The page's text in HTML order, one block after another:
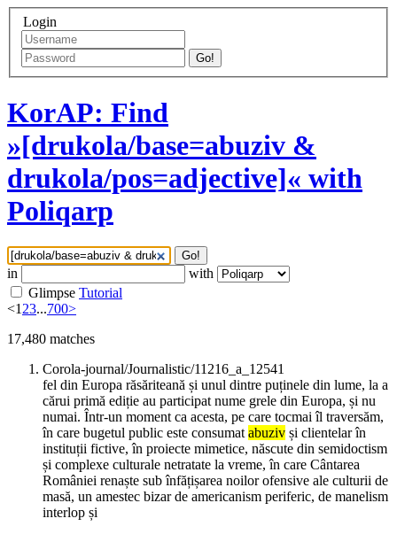
Login
Go!
KorAP: Find
»[drukola/base=abuziv &
drukola/pos=adjective]« with
Poliqarp
Go!
in
with
Glimpse Tutorial
<123...700>
17,480 matches
Corola-journal/Journalistic/11216_a_12541
fel din Europa răsăriteană și unul dintre puținele din lume, la a
cărui primă ediție au participat nume grele din Europa, și nu
numai. Într-un moment ca acesta, pe care tocmai îl traversăm,
în care bugetul public este consumatabuziv și clientelar în
instituții fictive, în proiecte mimetice, născute din semidoctism
și complexe culturale netratate la vreme, în care Cântarea
României renaște sub înfățișarea noilor ofensive ale culturii de
masă, un amestec bizar de americanism periferic, de manelism
interlop și